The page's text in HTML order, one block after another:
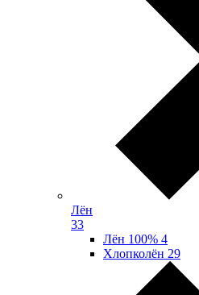
Лён
33
Лён 100% 4
Хлопколён 29